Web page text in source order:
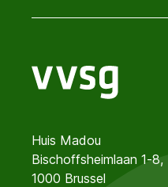
Huis Madou
Bischoffsheimlaan 1-8,
1000 Brussel